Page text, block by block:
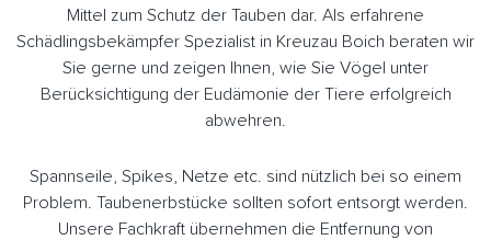
Mittel zum Schutz der Tauben dar. Als erfahrene
Schädlingsbekämpfer Spezialist in Kreuzau Boich beraten wir
Sie gerne und zeigen Ihnen, wie Sie Vögel unter
Berücksichtigung der Eudämonie der Tiere erfolgreich
abwehren.
Spannseile, Spikes, Netze etc. sind nützlich bei so einem
Problem. Taubenerbstücke sollten sofort entsorgt werden.
Unsere Fachkraft übernehmen die Entfernung von